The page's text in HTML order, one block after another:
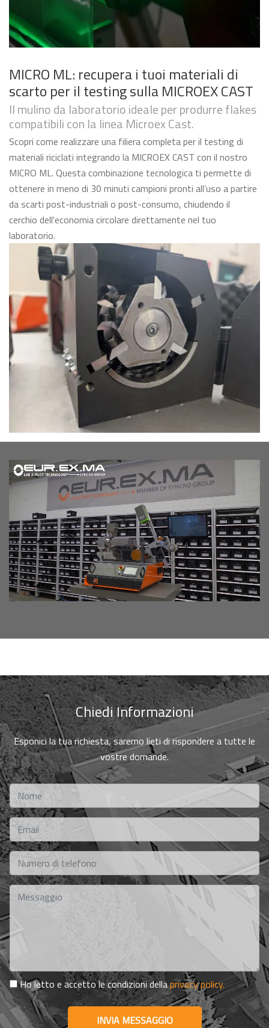
MICRO ML: recupera i tuoi materiali di
scarto per il testing sulla MICROEX CAST
Il mulino da laboratorio ideale per produrre flakes
compatibili con la linea Microex Cast.
Scopri come realizzare una filiera completa per il testing di
materiali riciclati integrando la MICROEX CAST con il nostro
MICRO ML. Questa combinazione tecnologica ti permette di
ottenere in meno di 30 minuti campioni pronti all’uso a partire
da scarti post-industriali o post-consumo, chiudendo il
cerchio dell'economia circolare direttamente nel tuo
laboratorio.
Chiedi Informazioni
Esponici la tua richiesta, saremo lieti di rispondere a tutte le
vostre domande.
Ho letto e accetto le condizioni dellaprivacy policy.
INVIA MESSAGGIO